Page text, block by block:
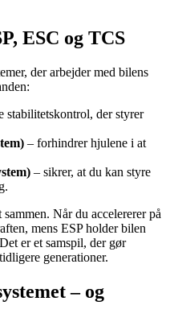
ESC og TCS
der arbejder med bilens
stabilitetskontrol, der styrer
– forhindrer hjulene i at
– sikrer, at du kan styre
Når du accelererer på
mens ESP holder bilen
er et samspil, der gør
generationer.
– og